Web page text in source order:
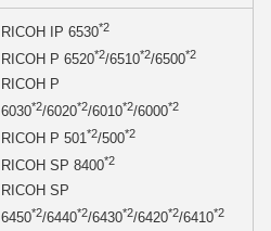
RICOH IP 6530*2
RICOH P 6520*2/6510*2/6500*2
RICOH P
6030*2/6020*2/6010*2/6000*2
RICOH P 501*2/500*2
RICOH SP 8400*2
RICOH SP
6450*2/6440*2/6430*2/6420*2/6410*2